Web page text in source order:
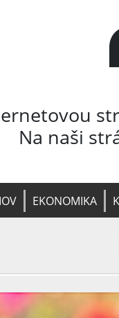
Na naši
EKONOMIKA